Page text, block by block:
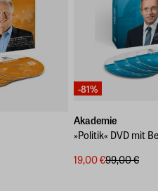
-81%
Akademie
»Politik« DVD mit
19,00 €99,00 €